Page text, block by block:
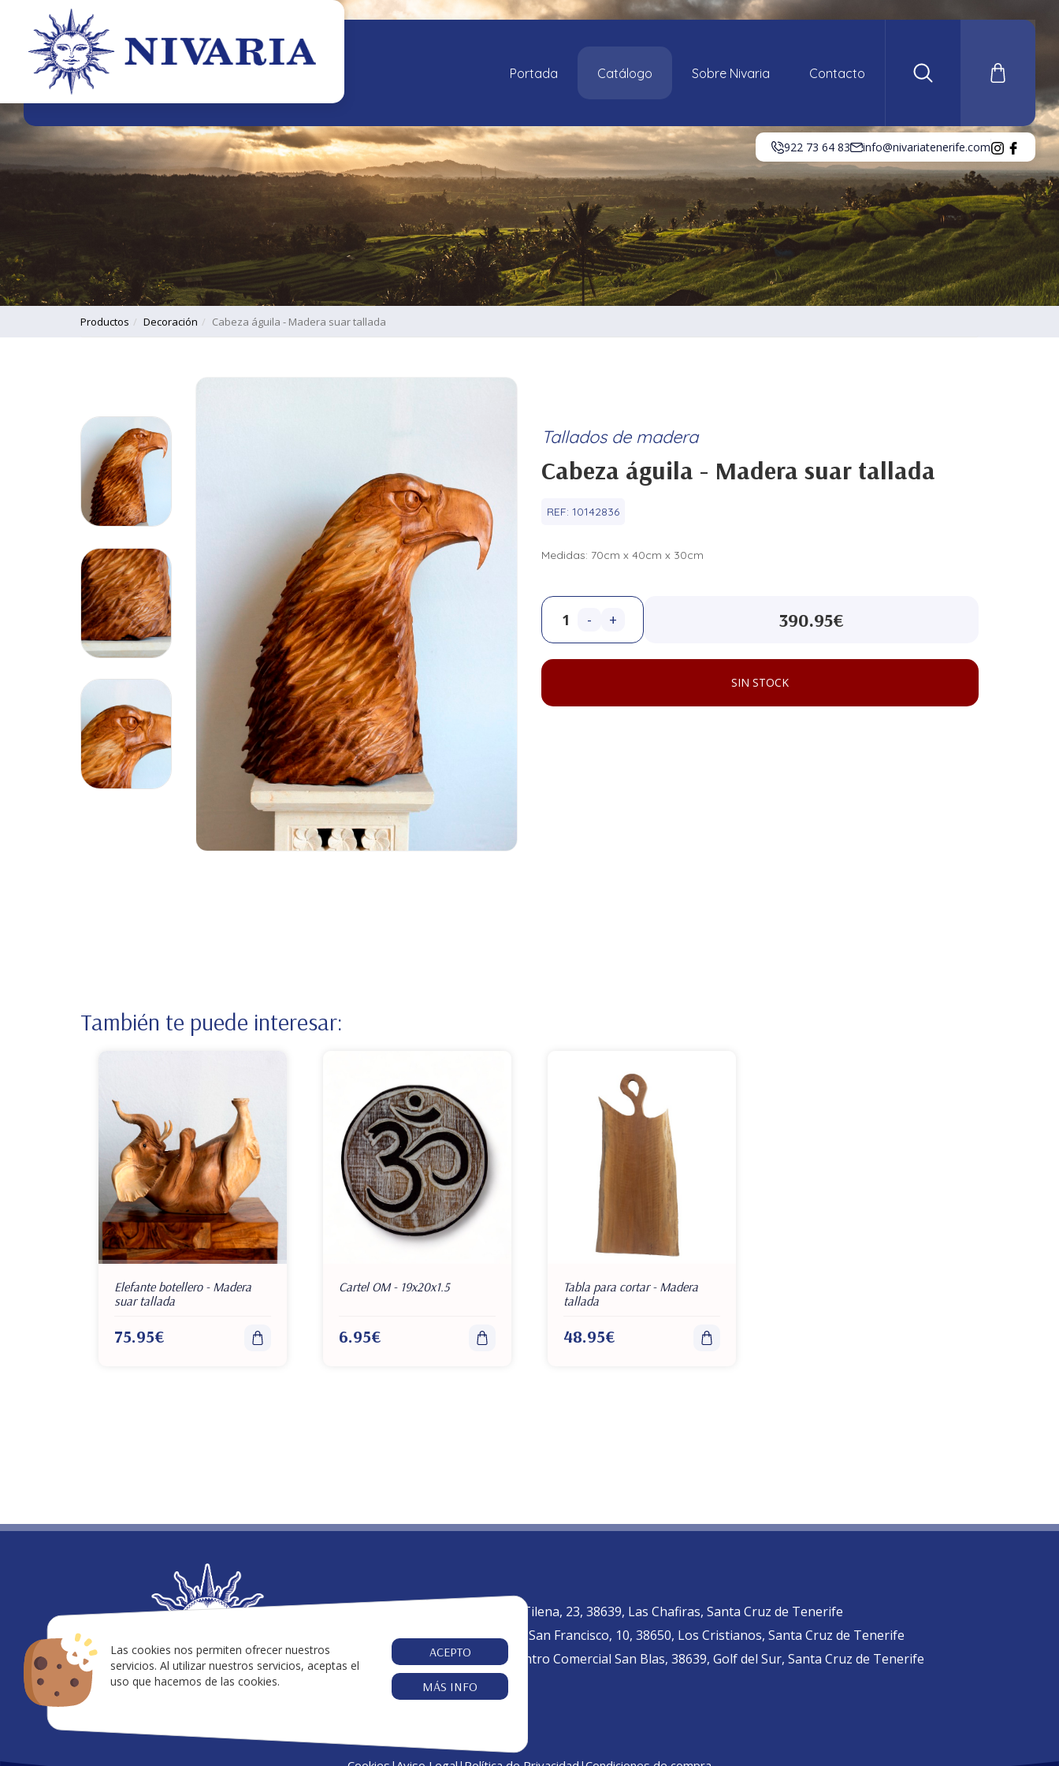
Las cookies nos permiten ofrecer nuestros
servicios. Al utilizar nuestros servicios, aceptas el
uso que hacemos de las cookies.
ACEPTO
MÁS INFO
Portada Catálogo Sobre Nivaria Contacto
922 73 64 83 info@nivariatenerife.com
Productos Decoración Cabeza águila - Madera suar tallada
Tallados de madera
Cabeza águila - Madera suar tallada
REF: 10142836
Medidas: 70cm x 40cm x 30cm
- + 390.95€
SIN STOCK
También te puede interesar:
Elefante botellero - Madera
suar tallada
75.95€
Cartel OM - 19x20x1.5
6.95€
Tabla para cortar - Madera
tallada
48.95€
922 73 64 83
C. Tilena, 23, 38639, Las Chafiras, Santa Cruz de Tenerife
Av. San Francisco, 10, 38650, Los Cristianos, Santa Cruz de Tenerife
Centro Comercial San Blas, 38639, Golf del Sur, Santa Cruz de Tenerife